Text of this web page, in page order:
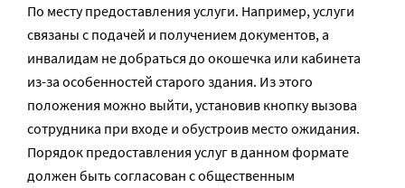
По месту предоставления услуги. Например, услуги
связаны с подачей и получением документов, а
инвалидам не добраться до окошечка или кабинета
из-за особенностей старого здания. Из этого
положения можно выйти, установив кнопку вызова
сотрудника при входе и обустроив место ожидания.
Порядок предоставления услуг в данном формате
должен быть согласован с общественным